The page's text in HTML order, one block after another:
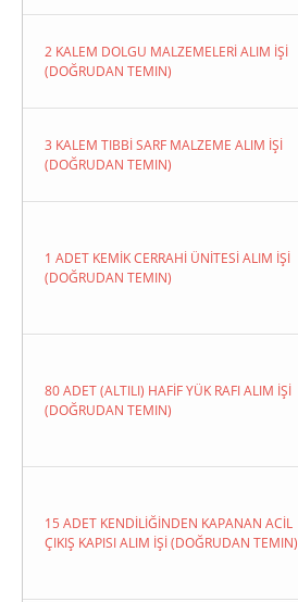
2 KALEM DOLGU MALZEMELERİ ALIM İŞİ
(DOĞRUDAN TEMIN)
3 KALEM TIBBİ SARF MALZEME ALIM İŞİ
(DOĞRUDAN TEMIN)
1 ADET KEMİK CERRAHİ ÜNİTESİ ALIM İŞİ
(DOĞRUDAN TEMIN)
80 ADET (ALTILI) HAFİF YÜK RAFI ALIM İŞİ
(DOĞRUDAN TEMIN)
15 ADET KENDİLİĞİNDEN KAPANAN ACİL
ÇIKIŞ KAPISI ALIM İŞİ (DOĞRUDAN TEMIN)